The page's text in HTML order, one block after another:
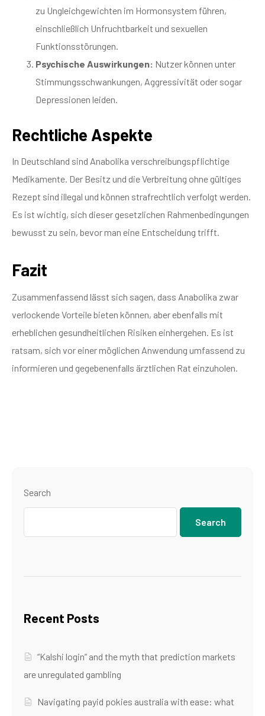
zu Ungleichgewichten im Hormonsystem führen,
einschließlich Unfruchtbarkeit und sexuellen
Funktionsstörungen.
Psychische Auswirkungen: Nutzer können unter
Stimmungsschwankungen, Aggressivität oder sogar
Depressionen leiden.
Rechtliche Aspekte
In Deutschland sind Anabolika verschreibungspflichtige
Medikamente. Der Besitz und die Verbreitung ohne gültiges
Rezept sind illegal und können strafrechtlich verfolgt werden.
Es ist wichtig, sich dieser gesetzlichen Rahmenbedingungen
bewusst zu sein, bevor man eine Entscheidung trifft.
Fazit
Zusammenfassend lässt sich sagen, dass Anabolika zwar
verlockende Vorteile bieten können, aber ebenfalls mit
erheblichen gesundheitlichen Risiken einhergehen. Es ist
ratsam, sich vor einer möglichen Anwendung umfassend zu
informieren und gegebenenfalls ärztlichen Rat einzuholen.
Search
Search
Recent Posts
“Kalshi login” and the myth that prediction markets
are unregulated gambling
Navigating payid pokies australia with ease: what